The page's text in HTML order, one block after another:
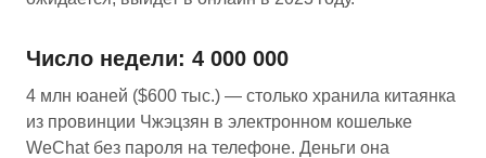
Число недели: 4 000 000
4 млн юаней ($600 тыс.) — столько хранила китаянка
из провинции Чжэцзян в электронном кошельке
WeChat без пароля на телефоне. Деньги она